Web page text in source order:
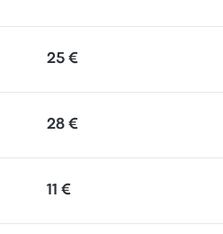
25 €
28 €
11 €